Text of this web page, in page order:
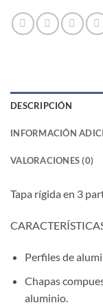
DESCRIPCIÓN
INFORMACIÓN
VALORACIONES (0)
Tapa rígida en 3
Perfiles de
Chapas
aluminio.